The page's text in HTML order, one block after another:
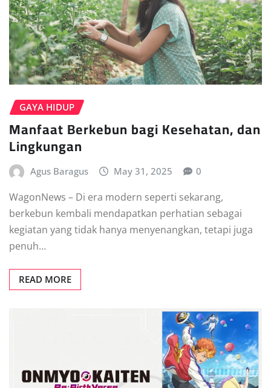
GAYA HIDUP
Manfaat Berkebun bagi Kesehatan, dan
Lingkungan
Agus Baragus May 31, 2025 0
WagonNews – Di era modern seperti sekarang,
berkebun kembali mendapatkan perhatian sebagai
kegiatan yang tidak hanya menyenangkan, tetapi juga
penuh…
READ MORE